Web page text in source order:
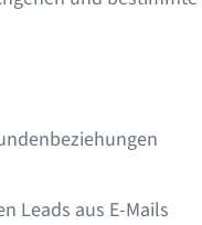
Leads aus E-Mails